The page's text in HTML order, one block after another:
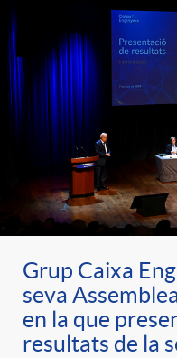
Grup Caixa
seva
en la que
resultats de la